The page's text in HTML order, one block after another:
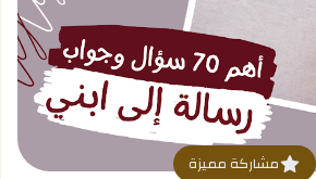
قراءة المزيد عن أهم 70 سؤال في نص [ رسالة إلى ابني ] - الصف الثالث الإعدادي | الترم الثاني
مشاركة مميزة